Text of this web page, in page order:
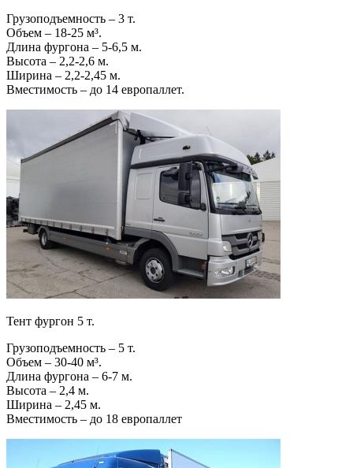
Грузоподъемность – 3 т.
Объем – 18-25 м³.
Длина фургона – 5-6,5 м.
Высота – 2,2-2,6 м.
Ширина – 2,2-2,45 м.
Вместимость – до 14 европаллет.
Тент фургон 5 т.
Грузоподъемность – 5 т.
Объем – 30-40 м³.
Длина фургона – 6-7 м.
Высота – 2,4 м.
Ширина – 2,45 м.
Вместимость – до 18 европаллет